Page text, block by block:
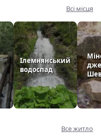
пункті є неповна
зв’язку,
У 1941 році в селі
за волю України»,
відновлена в 1990 році.
в пам’ять 60-річчя
Всі місця
Ілемнянський
водоспад
Все житло